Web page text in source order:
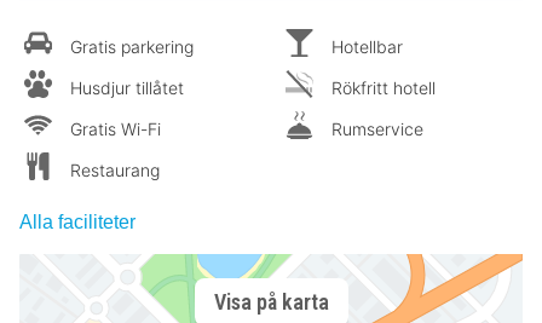
Gratis parkering
Husdjur tillåtet
Gratis Wi-Fi
Restaurang
Hotellbar
Rökfritt hotell
Rumservice
Alla faciliteter
Visa på karta